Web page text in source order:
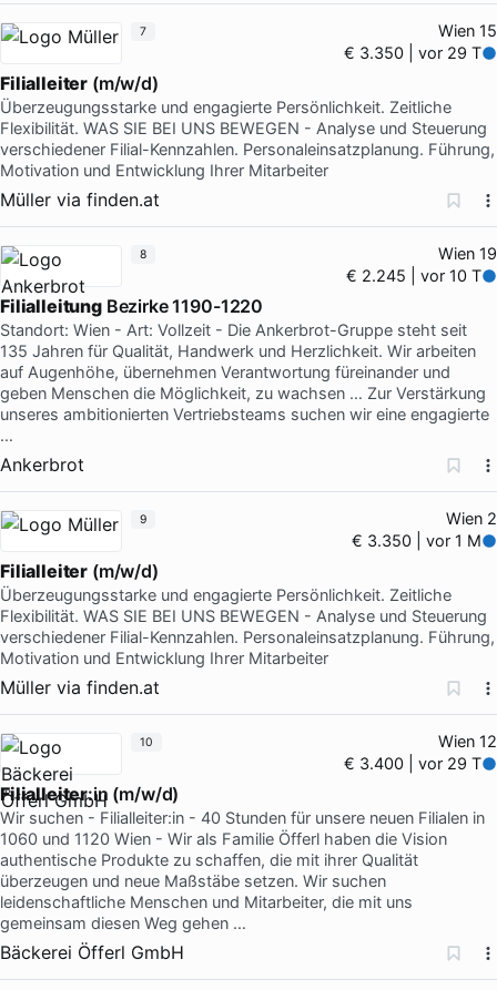
Wien 15
€ 3.350 | vor 29 T
Filialleiter (m/w/d)
Überzeugungsstarke und engagierte Persönlichkeit. Zeitliche
Flexibilität. WAS SIE BEI UNS BEWEGEN - Analyse und Steuerung
verschiedener Filial-Kennzahlen. Personaleinsatzplanung. Führung,
Motivation und Entwicklung Ihrer Mitarbeiter
Müller via finden.at
7
Wien 19
€ 2.245 | vor 10 T
FilialleitungBezirke 1190-1220
Standort: Wien - Art: Vollzeit - Die Ankerbrot-Gruppe steht seit
135 Jahren für Qualität, Handwerk und Herzlichkeit. Wir arbeiten
auf Augenhöhe, übernehmen Verantwortung füreinander und
geben Menschen die Möglichkeit, zu wachsen … Zur Verstärkung
unseres ambitionierten Vertriebsteams suchen wir eine engagierte
…
Ankerbrot
8
Wien 2
€ 3.350 | vor 1 M
Filialleiter (m/w/d)
Überzeugungsstarke und engagierte Persönlichkeit. Zeitliche
Flexibilität. WAS SIE BEI UNS BEWEGEN - Analyse und Steuerung
verschiedener Filial-Kennzahlen. Personaleinsatzplanung. Führung,
Motivation und Entwicklung Ihrer Mitarbeiter
Müller via finden.at
9
Wien 12
€ 3.400 | vor 29 T
Filialleiter:in (m/w/d)
Wir suchen - Filialleiter:in - 40 Stunden für unsere neuen Filialen in
1060 und 1120 Wien - Wir als Familie Öfferl haben die Vision
authentische Produkte zu schaffen, die mit ihrer Qualität
überzeugen und neue Maßstäbe setzen. Wir suchen
leidenschaftliche Menschen und Mitarbeiter, die mit uns
gemeinsam diesen Weg gehen …
Bäckerei Öfferl GmbH
10